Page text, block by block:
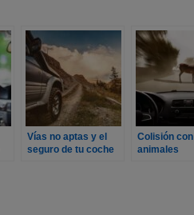
Vías no aptas y el
seguro de tu coche
Colisión con
animales